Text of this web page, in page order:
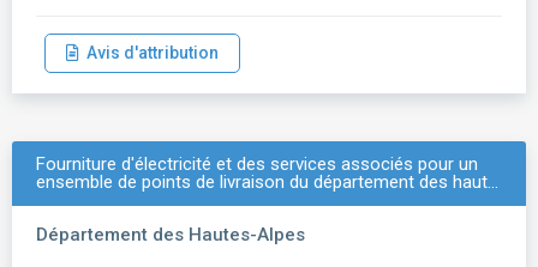
Avis d'attribution
Fourniture d'électricité et des services associés pour un
ensemble de points de livraison du département des haut…
Département des Hautes-Alpes